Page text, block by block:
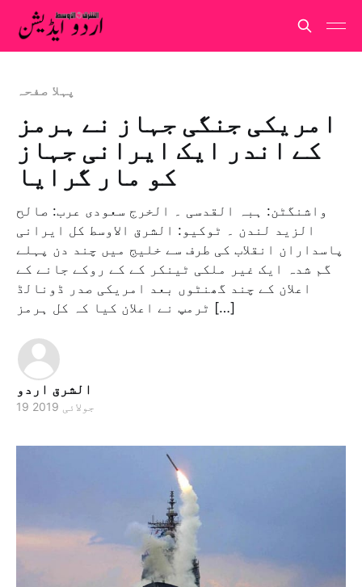
پہلا صفحہ
امریکی جنگی جہاز نے ہرمز
کے اندر ایک ایرانی جہاز
کو مار گرایا
واشنگٹن: ہبہ القدسی ۔ الخرج سعودی عرب: صالح
الزید لندن ۔ ٹوکیو: الشرق الاوسط کل ایرانی
پاسداران انقلاب کی طرف سے خلیج میں چند دن پہلے
گم شدہ ایک غیر ملکی ٹینکر کے کے روکے جانے کے
اعلان کے چند گھنٹوں بعد امریکی صدر ڈونالڈ
ٹرمپ نے اعلان کیا کہ کل ہرمز […]
الشرق اردو
19 جولائی 2019